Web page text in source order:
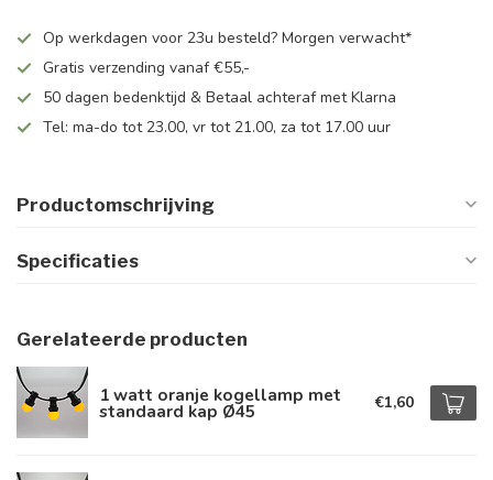
Op werkdagen voor 23u besteld? Morgen verwacht*
Gratis verzending vanaf €55,-
50 dagen bedenktijd & Betaal achteraf met Klarna
Tel: ma-do tot 23.00, vr tot 21.00, za tot 17.00 uur
Productomschrijving
Specificaties
Gerelateerde producten
1 watt oranje kogellamp met
standaard kap Ø45 €1,60